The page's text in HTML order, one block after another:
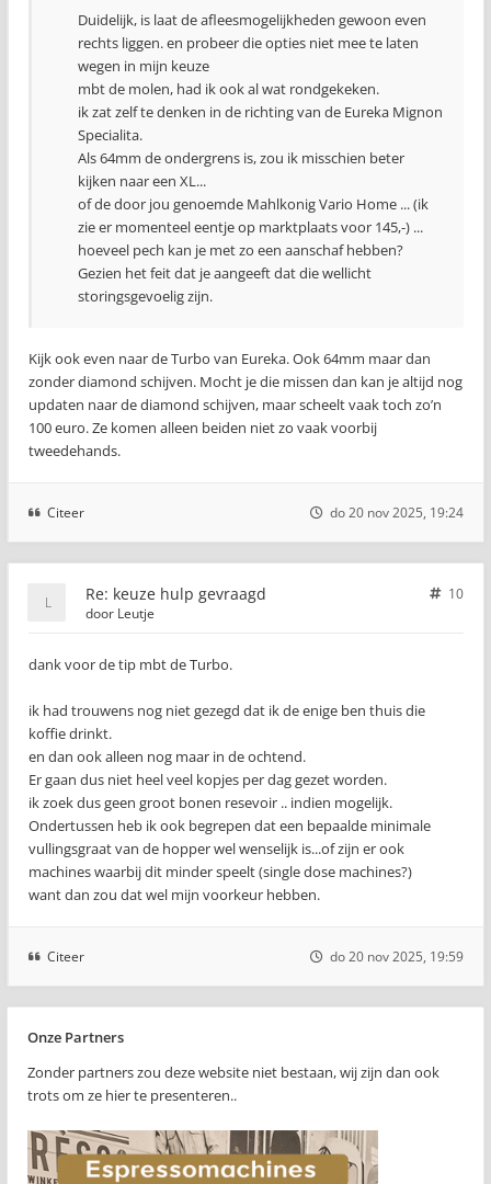
Duidelijk, is laat de afleesmogelijkheden gewoon even
rechts liggen. en probeer die opties niet mee te laten
wegen in mijn keuze
mbt de molen, had ik ook al wat rondgekeken.
ik zat zelf te denken in de richting van de Eureka Mignon
Specialita.
Als 64mm de ondergrens is, zou ik misschien beter
kijken naar een XL...
of de door jou genoemde Mahlkonig Vario Home ... (ik
zie er momenteel eentje op marktplaats voor 145,-) ...
hoeveel pech kan je met zo een aanschaf hebben?
Gezien het feit dat je aangeeft dat die wellicht
storingsgevoelig zijn.
Kijk ook even naar de Turbo van Eureka. Ook 64mm maar dan
zonder diamond schijven. Mocht je die missen dan kan je altijd nog
updaten naar de diamond schijven, maar scheelt vaak toch zo’n
100 euro. Ze komen alleen beiden niet zo vaak voorbij
tweedehands.
Citeer do 20 nov 2025, 19:24
Re: keuze hulp gevraagd
10
door Leutje
dank voor de tip mbt de Turbo.
ik had trouwens nog niet gezegd dat ik de enige ben thuis die
koffie drinkt.
en dan ook alleen nog maar in de ochtend.
Er gaan dus niet heel veel kopjes per dag gezet worden.
ik zoek dus geen groot bonen resevoir .. indien mogelijk.
Ondertussen heb ik ook begrepen dat een bepaalde minimale
vullingsgraat van de hopper wel wenselijk is...of zijn er ook
machines waarbij dit minder speelt (single dose machines?)
want dan zou dat wel mijn voorkeur hebben.
Citeer do 20 nov 2025, 19:59
Onze Partners
Zonder partners zou deze website niet bestaan, wij zijn dan ook
trots om ze hier te presenteren..